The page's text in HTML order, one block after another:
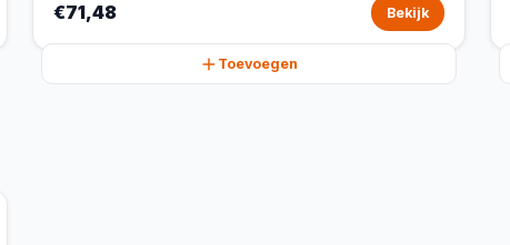
€71,48 Bekijk
Toevoegen